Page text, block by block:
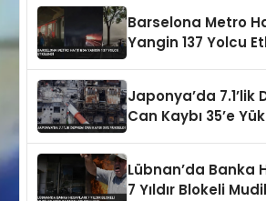
Barselona Metro
Yangin 137 Yolcu
Japonya’da 7.1’lik
Can Kaybı 35’e
Lübnan’da Banka
7 Yıldır Blokeli